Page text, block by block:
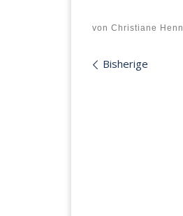
von Christiane
Bilder
Bisherige